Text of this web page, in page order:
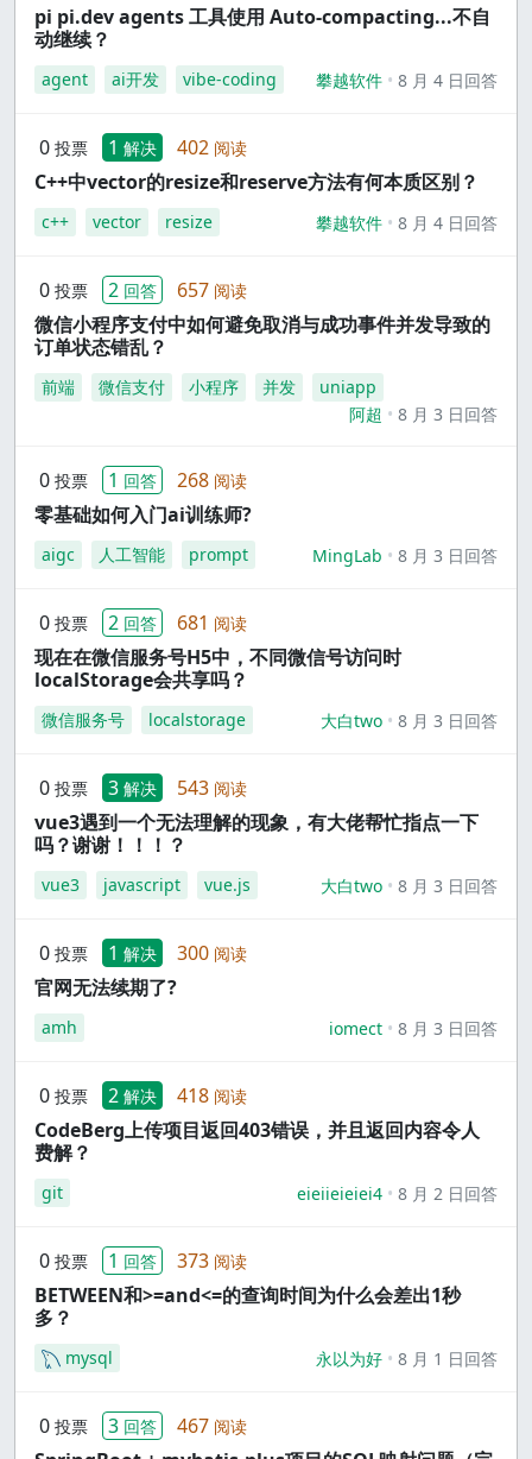
pi pi.dev agents 工具使用 Auto-compacting...不自
动继续？
agent ai开发 vibe-coding 攀越软件 8 月 4 日回答
0 投票 1 解决 402 阅读
C++中vector的resize和reserve方法有何本质区别？
c++ vector resize 攀越软件 8 月 4 日回答
0 投票 2 回答 657 阅读
微信小程序支付中如何避免取消与成功事件并发导致的
订单状态错乱？
前端 微信支付 小程序 并发
uniapp
阿超
8 月 3 日回答
0 投票 1 回答 268 阅读
零基础如何入门ai训练师?
aigc 人工智能 prompt MingLab 8 月 3 日回答
0 投票 2 回答 681 阅读
现在在微信服务号H5中，不同微信号访问时
localStorage会共享吗？
微信服务号 localstorage 大白two 8 月 3 日回答
0 投票 3 解决 543 阅读
vue3遇到一个无法理解的现象，有大佬帮忙指点一下
吗？谢谢！！！？
vue3 javascript vue.js 大白two 8 月 3 日回答
0 投票 1 解决 300 阅读
官网无法续期了?
amh iomect 8 月 3 日回答
0 投票 2 解决 418 阅读
CodeBerg上传项目返回403错误，并且返回内容令人
费解？
git eieiieieiei4 8 月 2 日回答
0 投票 1 回答 373 阅读
BETWEEN和>=and<=的查询时间为什么会差出1秒
多？
mysql 永以为好 8 月 1 日回答
0 投票 3 回答 467 阅读